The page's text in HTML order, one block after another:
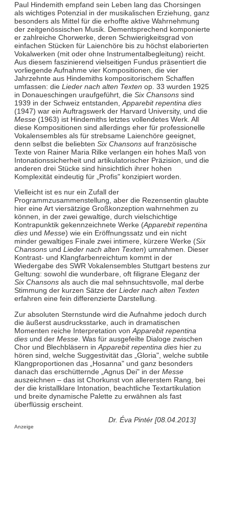
Paul Hindemith empfand sein Leben lang das Chorsingen
als wichtiges Potenzial in der musikalischen Erziehung, ganz
besonders als Mittel für die erhoffte aktive Wahrnehmung
der zeitgenössischen Musik. Dementsprechend komponierte
er zahlreiche Chorwerke, deren Schwierigkeitsgrad von
einfachen Stücken für Laienchöre bis zu höchst elaborierten
Vokalwerken (mit oder ohne Instrumentalbegleitung) reicht.
Aus diesem faszinierend vielseitigen Fundus präsentiert die
vorliegende Aufnahme vier Kompositionen, die vier
Jahrzehnte aus Hindemiths kompositorischem Schaffen
umfassen: die Lieder nach alten Texten op. 33 wurden 1925
in Donaueschingen uraufgeführt, die Six Chansonssind
1939 in der Schweiz entstanden, Apparebit repentina dies
(1947) war ein Auftragswerk der Harvard University, und die
Messe(1963) ist Hindemiths letztes vollendetes Werk. All
diese Kompositionen sind allerdings eher für professionelle
Vokalensembles als für strebsame Laienchöre geeignet,
denn selbst die beliebten Six Chansonsauf französische
Texte von Rainer Maria Rilke verlangen ein hohes Maß von
Intonationssicherheit und artikulatorischer Präzision, und die
anderen drei Stücke sind hinsichtlich ihrer hohen
Komplexität eindeutig für „Profis" konzipiert worden.
Vielleicht ist es nur ein Zufall der
Programmzusammenstellung, aber die Rezensentin glaubte
hier eine Art viersätzige Großkonzeption wahrnehmen zu
können, in der zwei gewaltige, durch vielschichtige
Kontrapunktik gekennzeichnete Werke (Apparebit repentina
diesund Messe) wie ein Eröffnungssatz und ein nicht
minder gewaltiges Finale zwei intimere, kürzere Werke (Six
Chansonsund Lieder nach alten Texten) umrahmen. Dieser
Kontrast- und Klangfarbenreichtum kommt in der
Wiedergabe des SWR Vokalensembles Stuttgart bestens zur
Geltung: sowohl die wunderbare, oft filigrane Eleganz der
Six Chansonsals auch die mal sehnsuchtsvolle, mal derbe
Stimmung der kurzen Sätze der Lieder nach alten Texten
erfahren eine fein differenzierte Darstellung.
Zur absoluten Sternstunde wird die Aufnahme jedoch durch
die äußerst ausdrucksstarke, auch in dramatischen
Momenten reiche Interpretation von Apparebit repentina
diesund der Messe. Was für ausgefeilte Dialoge zwischen
Chor und Blechbläsern in Apparebit repentina dieshier zu
hören sind, welche Suggestivität das „Gloria", welche subtile
Klangproportionen das „Hosanna" und ganz besonders
danach das erschütternde „Agnus Dei" in der Messe
auszeichnen – das ist Chorkunst von allererstem Rang, bei
der die kristallklare Intonation, beachtliche Textartikulation
und breite dynamische Palette zu erwähnen als fast
überflüssig erscheint.
Dr. Éva Pintér [08.04.2013]
Anzeige